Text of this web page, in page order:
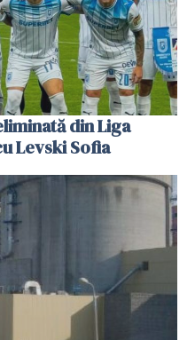
din Liga
Levski Sofia